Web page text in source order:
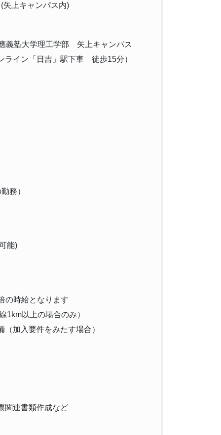
矢上キャンパス内)
塾大学理工学部 矢上キャンパス
ライン「日吉」駅下車 徒歩15分）
務）
能)
の時給となります
1km以上の場合のみ）
加入要件をみたす場合）
関連書類作成など